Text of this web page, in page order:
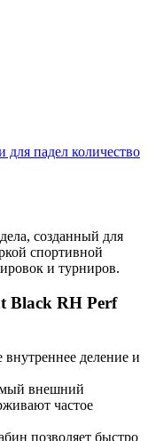
для падел количество
созданный для
спортивной
и турниров.
Black RH Perf
деление и
внешний
частое
позволяет быстро